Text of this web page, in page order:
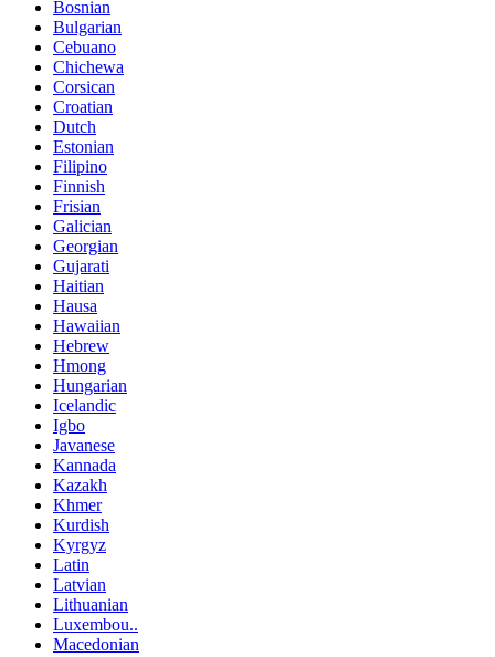
Bosnian
Bulgarian
Cebuano
Chichewa
Corsican
Croatian
Dutch
Estonian
Filipino
Finnish
Frisian
Galician
Georgian
Gujarati
Haitian
Hausa
Hawaiian
Hebrew
Hmong
Hungarian
Icelandic
Igbo
Javanese
Kannada
Kazakh
Khmer
Kurdish
Kyrgyz
Latin
Latvian
Lithuanian
Luxembou..
Macedonian